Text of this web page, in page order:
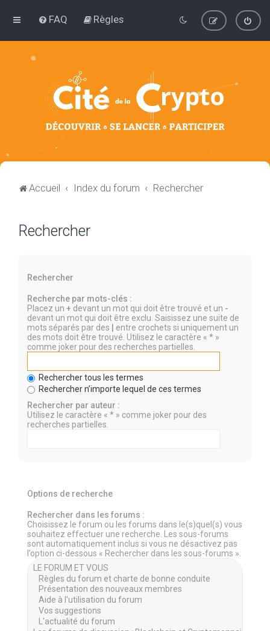
FAQ Règles
Accueil Index du forum Rechercher
Rechercher
Rechercher
Recherche par mots-clés :
Placez un + devant un mot qui doit être trouvé et un -
devant un mot qui doit être exclu. Saisissez une suite de
mots séparés par des
entre crochets si uniquement un
des mots doit être trouvé. Utilisez le caractère « * »
comme joker pour des recherches partielles.
Rechercher tous les termes
Rechercher n’importe lequel de ces termes
Rechercher par auteur :
Utilisez le caractère « * » comme joker pour des
recherches partielles.
Options de recherche
Rechercher dans les forums :
Choisissez le forum ou les forums dans le(s)quel(s) vous
souhaitez effectuer une recherche. Les sous-forums
sont automatiquement inclus si vous ne désactivez pas
l’option ci-dessous « Rechercher dans les sous-forums ».